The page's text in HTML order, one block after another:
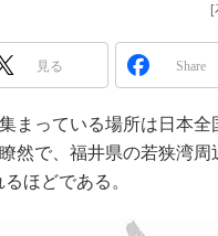
[
見る Share
まっている場所は日本全
然で、福井県の若狭湾
ほどである。